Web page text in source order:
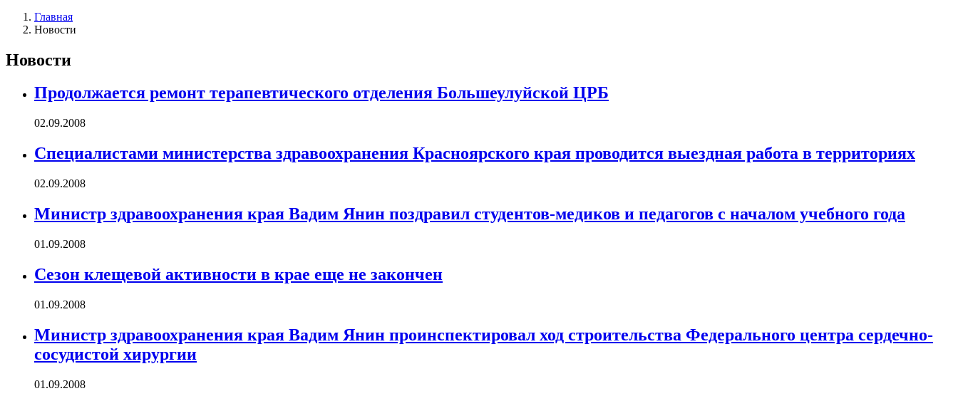
Главная
Новости
Новости
Продолжается ремонт терапевтического отделения Большеулуйской ЦРБ
02.09.2008
Специалистами министерства здравоохранения Красноярского края проводится выездная работа в территориях
02.09.2008
Министр здравоохранения края Вадим Янин поздравил студентов-медиков и педагогов с началом учебного года
01.09.2008
Сезон клещевой активности в крае еще не закончен
01.09.2008
Министр здравоохранения края Вадим Янин проинспектировал ход строительства Федерального центра сердечно-
сосудистой хирургии
01.09.2008